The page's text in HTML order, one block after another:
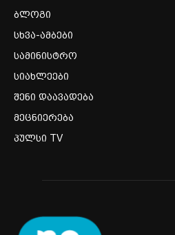
ბლოგი
სხვა-ამბები
სამინისტრო
სიახლეები
შენი დაავადება
მეცნიერება
პულსი TV